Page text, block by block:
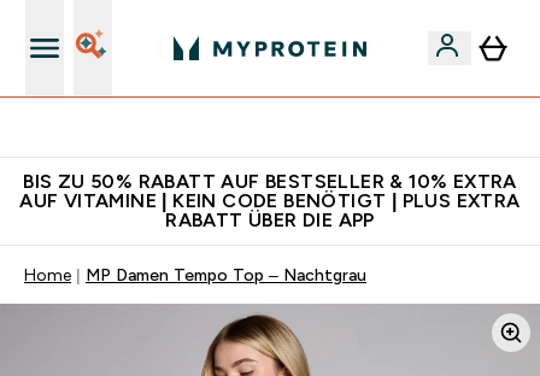
BIS ZU 50% RABATT AUF BESTSELLER & 10% EXTRA
AUF VITAMINE | KEIN CODE BENÖTIGT | PLUS EXTRA
RABATT ÜBER DIE APP
Home MP Damen Tempo Top – Nachtgrau